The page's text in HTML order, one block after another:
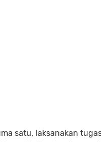
satu, laksanakan